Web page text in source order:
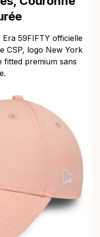
59FIFTY officielle
CSP, logo New York
fitted premium sans